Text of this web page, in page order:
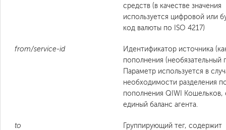
средств (в качестве значения
используется цифровой или
код валюты по ISO 4217)
from/service-id
Идентификатор источника
пополнения (необязательный
Параметр используется в
необходимости разделения
пополнения QIWI Кошельков,
единый баланс агента.
to
Группирующий тег, содержит